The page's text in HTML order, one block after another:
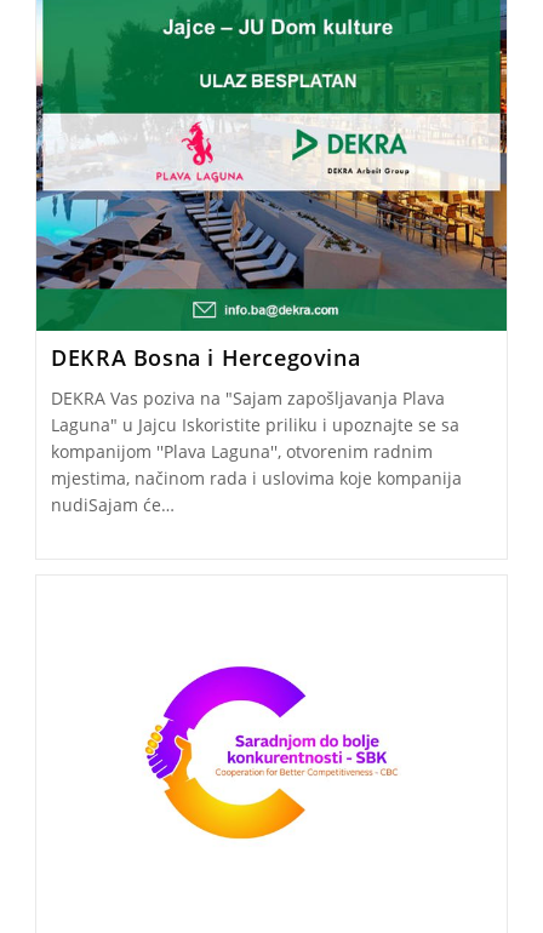
DEKRA Bosna i Hercegovina
DEKRA Vas poziva na "Sajam zapošljavanja Plava
Laguna" u Jajcu Iskoristite priliku i upoznajte se sa
kompanijom ''Plava Laguna'', otvorenim radnim
mjestima, načinom rada i uslovima koje kompanija
nudiSajam će…